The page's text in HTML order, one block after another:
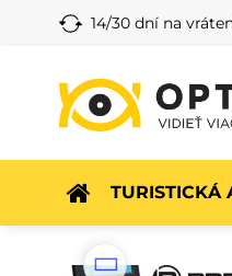
14/30 dní na
TURISTICKÁ